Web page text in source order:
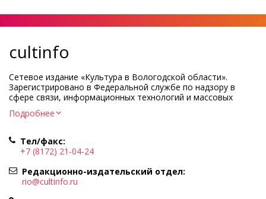
cultinfo
Сетевое издание «Культура в Вологодской области».
Зарегистрировано в Федеральной службе по надзору в
сфере связи, информационных технологий и массовых
Регистрационный номер и дата принятия решения о
Учредитель КУ ВО «Информационно-аналитический центр
культуры»
Адрес учредителя и редакции: 160000, Вологодская обл., г.
Вологда, ул. Марии Ульяновой, д.10
Главный редактор — Легчанова Елена Григорьевна
Подробнее
Тел/факс:
+7 (8172) 21-04-24
Редакционно-издательский отдел:
rio@cultinfo.ru